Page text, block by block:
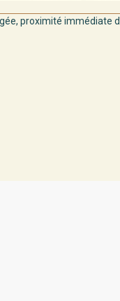
proximité immédiate